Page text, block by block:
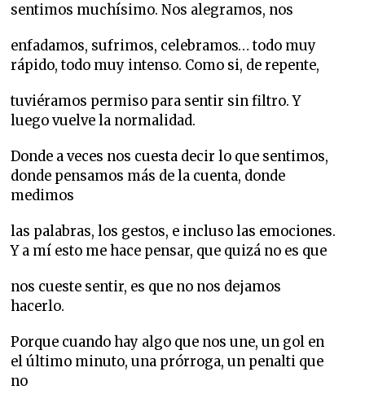
sentimos muchísimo. Nos alegramos, nos
enfadamos, sufrimos, celebramos… todo muy
rápido, todo muy intenso. Como si, de repente,
tuviéramos permiso para sentir sin filtro. Y
luego vuelve la normalidad.
Donde a veces nos cuesta decir lo que sentimos,
donde pensamos más de la cuenta, donde
medimos
las palabras, los gestos, e incluso las emociones.
Y a mí esto me hace pensar, que quizá no es que
nos cueste sentir, es que no nos dejamos
hacerlo.
Porque cuando hay algo que nos une, un gol en
el último minuto, una prórroga, un penalti que
no